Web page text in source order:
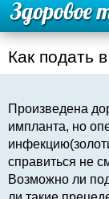
Как подать
Произведена
импланта, но
справиться не
Возможно ли